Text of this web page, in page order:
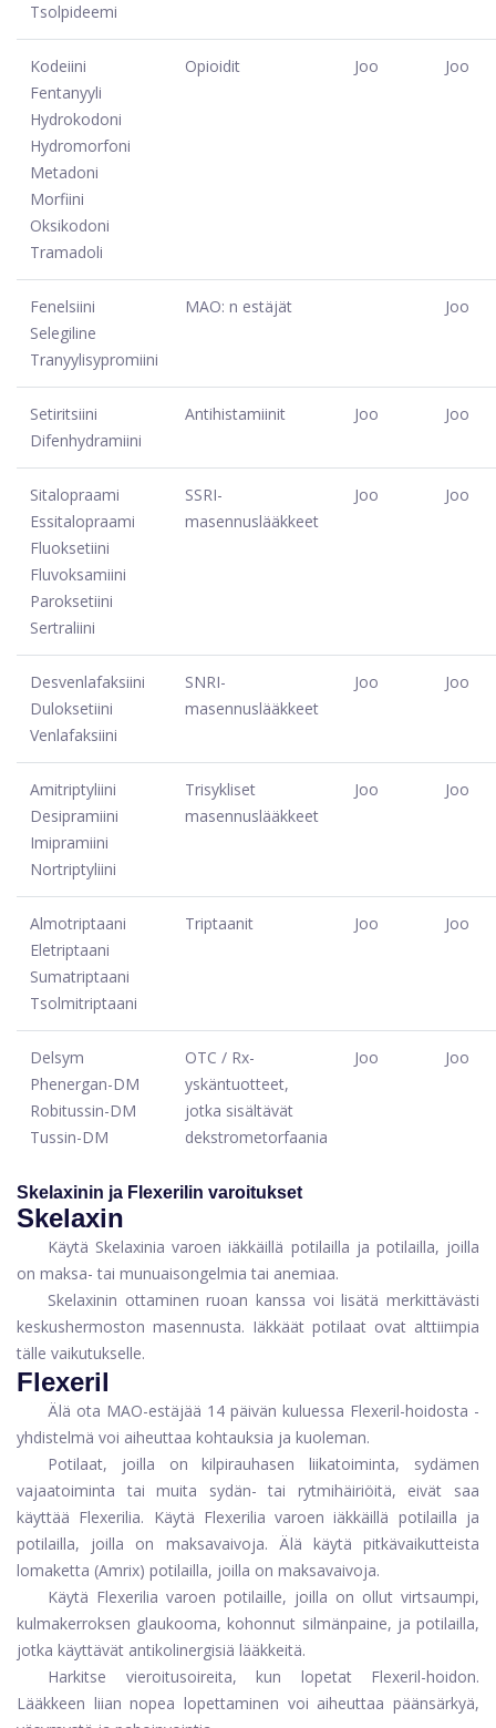
Tsolpideemi
Kodeiini
Fentanyyli
Hydrokodoni
Hydromorfoni
Metadoni
Morfiini
Oksikodoni
Tramadoli
Opioidit Joo Joo
Fenelsiini
Selegiline
Tranyylisypromiini
MAO: n estäjät Joo
Setiritsiini
Difenhydramiini
Antihistamiinit Joo Joo
Sitalopraami
Essitalopraami
Fluoksetiini
Fluvoksamiini
Paroksetiini
Sertraliini
SSRI-
masennuslääkkeet
Joo Joo
Desvenlafaksiini
Duloksetiini
Venlafaksiini
SNRI-
masennuslääkkeet
Joo Joo
Amitriptyliini
Desipramiini
Imipramiini
Nortriptyliini
Trisykliset
masennuslääkkeet
Joo Joo
Almotriptaani
Eletriptaani
Sumatriptaani
Tsolmitriptaani
Triptaanit Joo Joo
Delsym
Phenergan-DM
Robitussin-DM
Tussin-DM
OTC / Rx-
yskäntuotteet,
jotka sisältävät
dekstrometorfaania
Joo Joo
Skelaxinin ja Flexerilin varoitukset
Skelaxin
Käytä Skelaxinia varoen iäkkäillä potilailla ja potilailla, joilla
on maksa- tai munuaisongelmia tai anemiaa.
Skelaxinin ottaminen ruoan kanssa voi lisätä merkittävästi
keskushermoston masennusta. Iäkkäät potilaat ovat alttiimpia
tälle vaikutukselle.
Flexeril
Älä ota MAO-estäjää 14 päivän kuluessa Flexeril-hoidosta -
yhdistelmä voi aiheuttaa kohtauksia ja kuoleman.
Potilaat, joilla on kilpirauhasen liikatoiminta, sydämen
vajaatoiminta tai muita sydän- tai rytmihäiriöitä, eivät saa
käyttää Flexerilia. Käytä Flexerilia varoen iäkkäillä potilailla ja
potilailla, joilla on maksavaivoja. Älä käytä pitkävaikutteista
lomaketta (Amrix) potilailla, joilla on maksavaivoja.
Käytä Flexerilia varoen potilaille, joilla on ollut virtsaumpi,
kulmakerroksen glaukooma, kohonnut silmänpaine, ja potilailla,
jotka käyttävät antikolinergisiä lääkkeitä.
Harkitse vieroitusoireita, kun lopetat Flexeril-hoidon.
Lääkkeen liian nopea lopettaminen voi aiheuttaa päänsärkyä,